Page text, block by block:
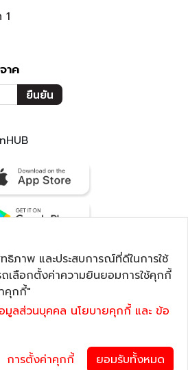
าค
ยืนยัน
ากาชาดไทย DONATION HUB "รับ"
รม ชั้น 2 เลขที่ 1873 ถนนพระราม 4
วัน กรุงเทพฯ 10330
นโยบายการคุ้มครองข้อมูลส่วนบุคคล
| ข้อตกลงการใช้งาน (Terms of Use)
ทธิภาพ และประสบการณ์ที่ดีในการใช้
เลือกตั้งค่าความยินยอมการใช้คุกกี้
คุกกี้"
มูลส่วนบุคคล นโยบายคุกกี้ และ ข้อ
การตั้งค่าคุกกี้
ยอมรับทั้งหมด